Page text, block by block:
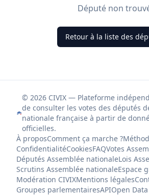
Député non
Retour à la liste des
© 2026 CIVIX — Plateforme
de consulter les votes des députés
nationale française à partir de
officielles.
À proposComment ça marche ?
ConfidentialitéCookiesFAQVotes
Députés Assemblée nationaleLois
Scrutins Assemblée nationaleEspace
Modération CIVIXMentions légales
Groupes parlementairesAPIOpen Data